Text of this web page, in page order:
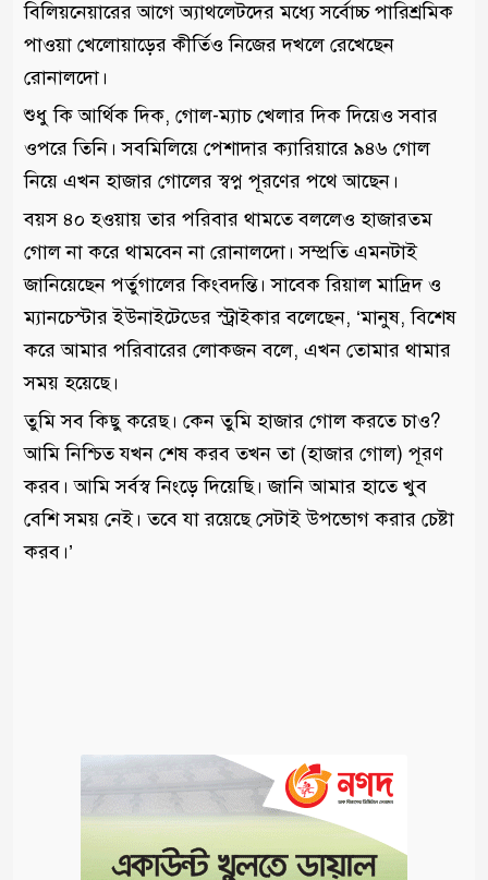
বিলিয়নেয়ারের আগে অ্যাথলেটদের মধ্যে সর্বোচ্চ পারিশ্রমিক
পাওয়া খেলোয়াড়ের কীর্তিও নিজের দখলে রেখেছেন
রোনালদো।
শুধু কি আর্থিক দিক, গোল-ম্যাচ খেলার দিক দিয়েও সবার
ওপরে তিনি। সবমিলিয়ে পেশাদার ক্যারিয়ারে ৯৪৬ গোল
নিয়ে এখন হাজার গোলের স্বপ্ন পূরণের পথে আছেন।
বয়স ৪০ হওয়ায় তার পরিবার থামতে বললেও হাজারতম
গোল না করে থামবেন না রোনালদো। সম্প্রতি এমনটাই
জানিয়েছেন পর্তুগালের কিংবদন্তি। সাবেক রিয়াল মাদ্রিদ ও
ম্যানচেস্টার ইউনাইটেডের স্ট্রাইকার বলেছেন, ‘মানুষ, বিশেষ
করে আমার পরিবারের লোকজন বলে, এখন তোমার থামার
সময় হয়েছে।
তুমি সব কিছু করেছ। কেন তুমি হাজার গোল করতে চাও?
আমি নিশ্চিত যখন শেষ করব তখন তা (হাজার গোল) পূরণ
করব। আমি সর্বস্ব নিংড়ে দিয়েছি। জানি আমার হাতে খুব
বেশি সময় নেই। তবে যা রয়েছে সেটাই উপভোগ করার চেষ্টা
করব।’